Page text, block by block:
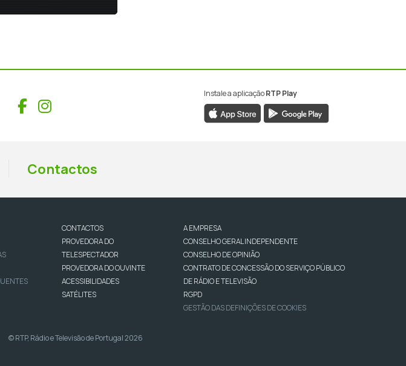
Facebook
Instagram
Instale a aplicaçãoRTP Play
Contactos
CONTACTOS
PROVEDORA DO
TELESPECTADOR
PROVEDORA DO OUVINTE
ACESSIBILIDADES
SATÉLITES
A EMPRESA
CONSELHO GERAL INDEPENDENTE
CONSELHO DE OPINIÃO
CONTRATO DE CONCESSÃO DO SERVIÇO PÚBLICO
DE RÁDIO E TELEVISÃO
RGPD
GESTÃO DAS DEFINIÇÕES DE COOKIES
© RTP, Rádio e Televisão de Portugal 2026